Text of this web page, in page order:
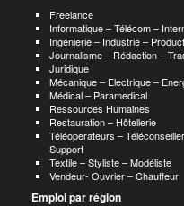
Freelance
Informatique – Télécom –
Ingénierie – Industrie –
Journalisme – Rédaction –
Juridique
Mécanique – Electrique –
Médical – Paramedical
Ressources Humaines
Restauration – Hôtellerie
Téléoperateurs –
Support
Textile – Styliste – Modéliste
Vendeur- Ouvrier – Chauffeur
Emploi par région